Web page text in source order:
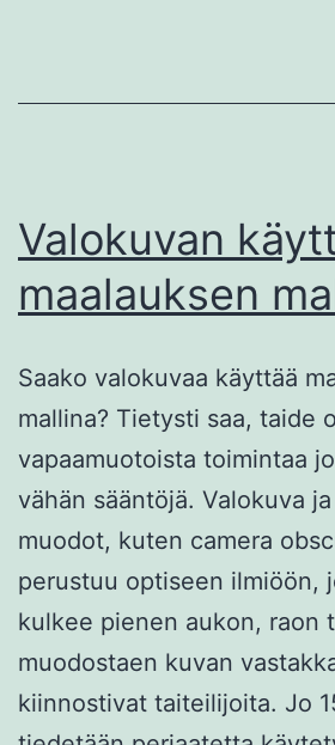
Valokuvan
maalauksen
Saako valokuvaa käyttää
mallina? Tietysti saa, taide
vapaamuotoista toimintaa
vähän sääntöjä. Valokuva
muodot, kuten camera
perustuu optiseen ilmiöön,
kulkee pienen aukon, raon
muodostaen kuvan
kiinnostivat taiteilijoita. Jo